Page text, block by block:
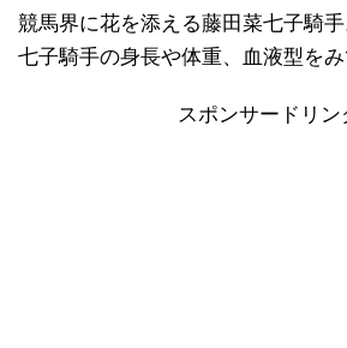
競馬界に花を添える藤田菜七子騎
七子騎手の身長や体重、血液型をみ
スポンサードリン